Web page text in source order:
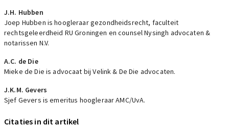
J.H. Hubben
Joep Hubben is hoogleraar gezondheidsrecht, faculteit
rechtsgeleerdheid RU Groningen en counsel Nysingh advocaten &
notarissen N.V.
A.C. de Die
Mieke de Die is advocaat bij Velink & De Die advocaten.
J.K.M. Gevers
Sjef Gevers is emeritus hoogleraar AMC/UvA.
Citaties in dit artikel